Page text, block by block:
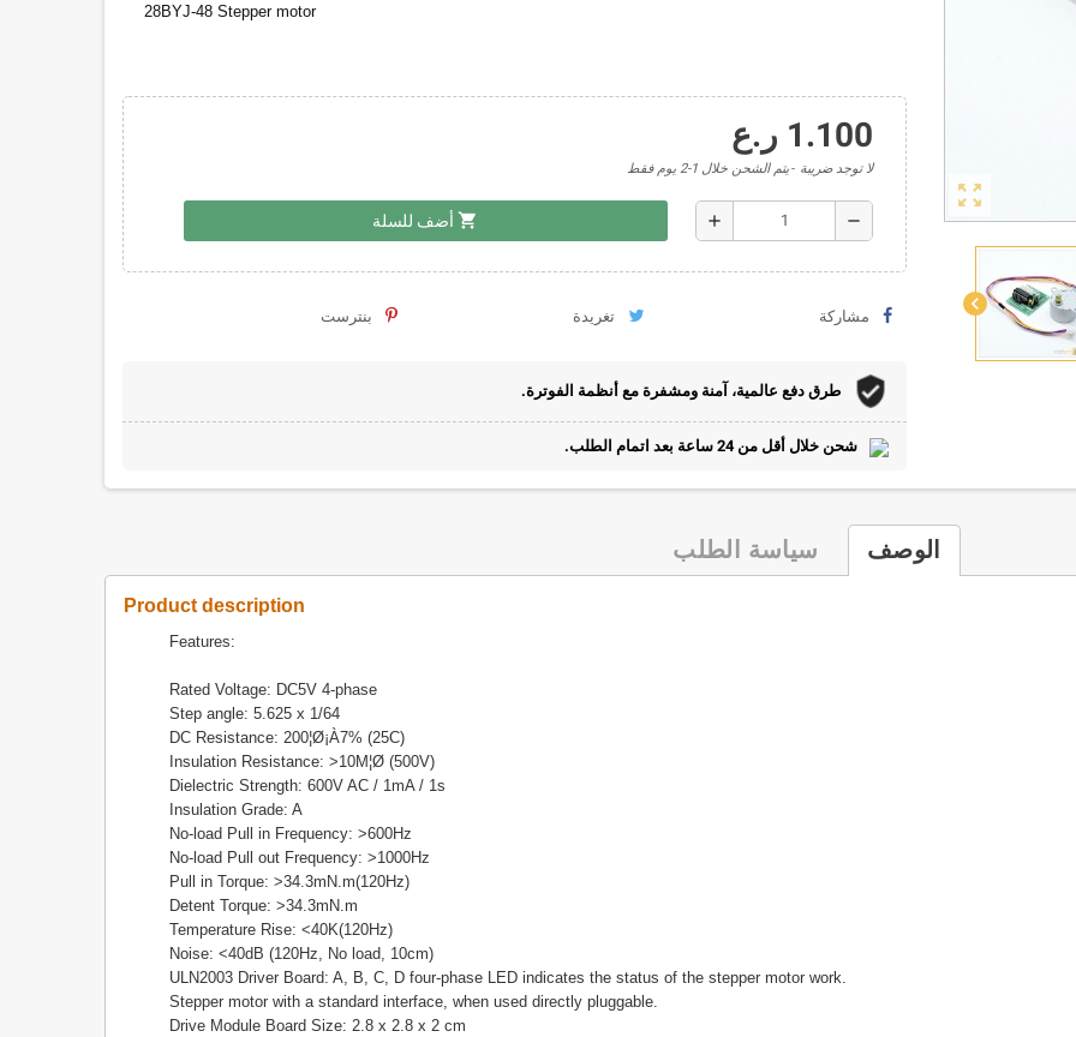
zoom_out_map
chevron_left
28BYJ-48 Stepper motor
1.100 ر.ع
لا توجد ضريبة يتم الشحن خلال 1-2 يوم فقط
remove
add
shopping_cart أضف للسلة
مشاركة تغريدة بنترست
طرق دفع عالمية، آمنة ومشفرة مع أنظمة الفوترة.
شحن خلال أقل من 24 ساعة بعد اتمام الطلب.
الوصف سياسة الطلب
Product description
Features:
Rated Voltage: DC5V 4-phase
Step angle: 5.625 x 1/64
DC Resistance: 200¦Ø¡À7% (25C)
Insulation Resistance: >10M¦Ø (500V)
Dielectric Strength: 600V AC / 1mA / 1s
Insulation Grade: A
No-load Pull in Frequency: >600Hz
No-load Pull out Frequency: >1000Hz
Pull in Torque: >34.3mN.m(120Hz)
Detent Torque: >34.3mN.m
Temperature Rise: <40K(120Hz)
Noise: <40dB (120Hz, No load, 10cm)
ULN2003 Driver Board: A, B, C, D four-phase LED indicates the status of the stepper motor work.
Stepper motor with a standard interface, when used directly pluggable.
Drive Module Board Size: 2.8 x 2.8 x 2 cm